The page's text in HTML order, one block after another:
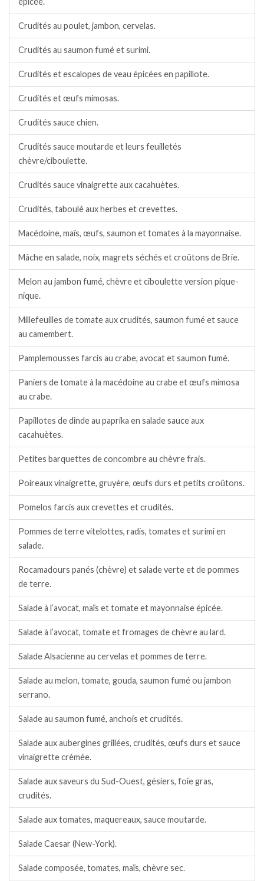
Crudités au poulet, jambon, cervelas.
Crudités au saumon fumé et surimi.
Crudités et escalopes de veau épicées en papillote.
Crudités et œufs mimosas.
Crudités sauce chien.
Crudités sauce moutarde et leurs feuilletés
chèvre/ciboulette.
Crudités sauce vinaigrette aux cacahuètes.
Crudités, taboulé aux herbes et crevettes.
Macédoine, maïs, œufs, saumon et tomates à la mayonnaise.
Mâche en salade, noix, magrets séchés et croûtons de Brie.
Melon au jambon fumé, chèvre et ciboulette version pique-
nique.
Millefeuilles de tomate aux crudités, saumon fumé et sauce
au camembert.
Pamplemousses farcis au crabe, avocat et saumon fumé.
Paniers de tomate à la macédoine au crabe et œufs mimosa
au crabe.
Papillotes de dinde au paprika en salade sauce aux
cacahuètes.
Petites barquettes de concombre au chèvre frais.
Poireaux vinaigrette, gruyère, œufs durs et petits croûtons.
Pomelos farcis aux crevettes et crudités.
Pommes de terre vitelottes, radis, tomates et surimi en
salade.
Rocamadours panés (chèvre) et salade verte et de pommes
de terre.
Salade à l’avocat, maïs et tomate et mayonnaise épicée.
Salade à l’avocat, tomate et fromages de chèvre au lard.
Salade Alsacienne au cervelas et pommes de terre.
Salade au melon, tomate, gouda, saumon fumé ou jambon
serrano.
Salade au saumon fumé, anchois et crudités.
Salade aux aubergines grillées, crudités, œufs durs et sauce
vinaigrette crémée.
Salade aux saveurs du Sud-Ouest, gésiers, foie gras,
crudités.
Salade aux tomates, maquereaux, sauce moutarde.
Salade Caesar (New-York).
Salade composée, tomates, maïs, chèvre sec.